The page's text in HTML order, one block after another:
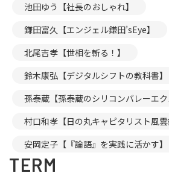
池田ゆう【社長のおしゃれ】
鎌田富久【エンジェル鎌田’sEye】
北尾吉孝【世相を斬る！】
鈴木康弘【デジタルシフトの教科書】
孫泰蔵【孫泰蔵のシリコンバレーエク
村口和孝【日の丸キャピタリスト風雲
安岡定子【『論語』を実践に活かす】
TERM